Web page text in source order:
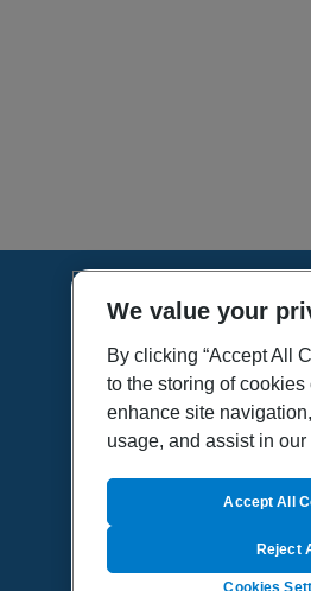
HOME
VÍDEOS
POLÍTICA DE
POLÍTICA DE
MAPA DEL
QUIENES
We value your
By clicking “Accept All
to the storing of
enhance site
usage, and assist in
Cookies
Reject
Accept All